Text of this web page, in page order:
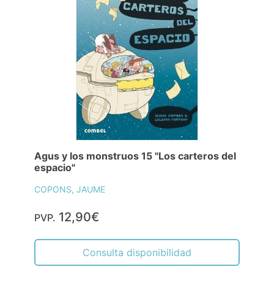
Agus y los monstruos 15 "Los carteros del
espacio"
COPONS, JAUME
PVP. 12,90€
Consulta disponibilidad